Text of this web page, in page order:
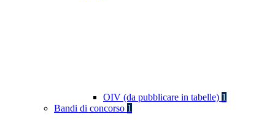
OIV (da pubblicare in tabelle) 1
Bandi di concorso 1